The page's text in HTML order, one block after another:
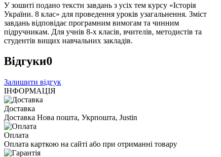
У зошиті подано тексти завдань з усіх тем курсу «Історія
України. 8 клас» для проведення уроків узагальнення. Зміст
завдань відповідає програмним вимогам та чинним
підручникам. Для учнів 8-х класів, вчителів, методистів та
студентів вищих навчальних закладів.
Відгуки0
Залишити відгук
ІНФОРМАЦІЯ
Доставка
Доставка Нова пошта, Укрпошта, Justin
Оплата
Оплата карткою на сайті або при отриманні товару